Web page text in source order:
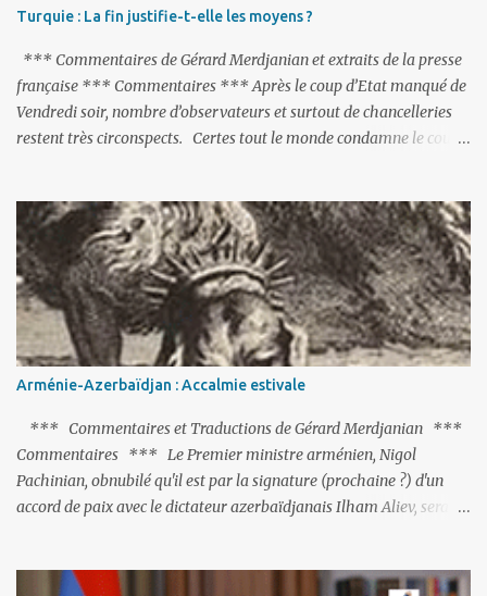
Turquie : La fin justifie-t-elle les moyens ?
*** Commentaires de Gérard Merdjanian et extraits de la presse
française *** Commentaires *** Après le coup d’Etat manqué de
Vendredi soir, nombre d’observateurs et surtout de chancelleries
restent très circonspects. Certes tout le monde condamne le coup
actions menées par le président Erdoğan, et pour certains sur la
réalisation du putsch lui-même.
Arménie-Azerbaïdjan : Accalmie estivale
*** Commentaires et Traductions de Gérard Merdjanian ***
Commentaires *** Le Premier ministre arménien, Nigol
Pachinian, obnubilé qu'il est par la signature (prochaine ?) d'un
accord de paix avec le dictateur azerbaïdjanais Ilham Aliev, serait
C'est hélas fort peu probable ; l'Histoire ou la Littérature ne sont